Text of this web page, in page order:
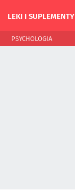
LEKI I SUPLEMENTY
PSYCHOLOGIA